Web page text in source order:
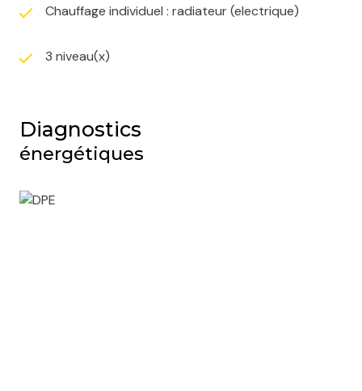
Chauffage individuel : radiateur (electrique)
3 niveau(x)
Diagnostics
énergétiques